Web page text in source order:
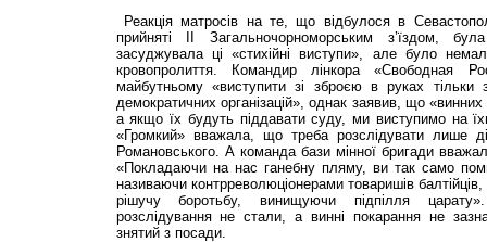
Реакція матросів на те, що відбулося в
прийняті II Загальночорноморським з’їздом,
засуджувала ці «стихійні виступи», але було
кровопролиття. Командир лінкора «Сво­бодная
майбутньому «виступити зі зброєю в руках
демократичних організацій», однак заявив, що
а якщо їх будуть піддавати суду, ми виступимо на
«Громкий» вважала, що треба розслідувати лише
Романовського. А команда бази мінної бригади
«Покладаючи на нас ганебну пляму, ви так само
називаючи контрреволюціонерами товаришів балтійців,
рішучу боротьбу, винищуючи підпілля
розслідування не стали, а винні покарання не
знятий з посади.